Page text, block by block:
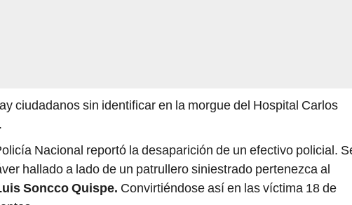
Nacional reportó la desaparición de un efectivo policial. Se
hallado a lado de un patrullero siniestrado pertenezca al
Soncco Quispe.Convirtiéndose así en las víctima 18 de